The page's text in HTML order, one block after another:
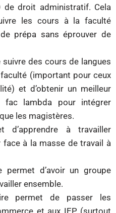
de droit administratif. Cela
les cours à la faculté
prépa sans éprouver de
des cours de langues
(important pour ceux
et d’obtenir un meilleur
fac lambda pour intégrer
les magistères.
à travailler
face à la masse de travail à
d’avoir un groupe
ensemble.
permet de passer les
et aux IEP (surtout